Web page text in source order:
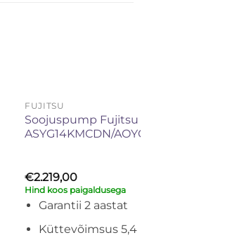
FUJITSU
Soojuspump Fujitsu
ASYG14KMCDN/AOYG14KMCDN
€2.219,00
Hind koos paigaldusega
Garantii 2 aastat
Küttevõimsus 5,4 (1,1~6,0)kW,